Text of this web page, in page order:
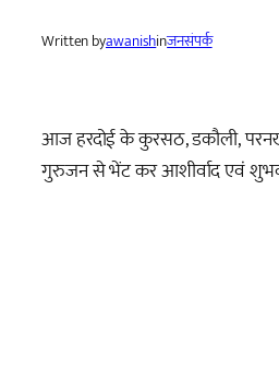
Written byawanishinजनसंपर्क
आज हरदोई के कुरसठ, डकौली,
गुरुजन से भेंट कर आशीर्वाद एवं